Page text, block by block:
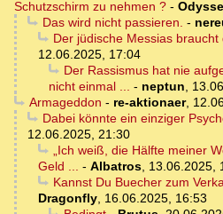
Schutzschirm zu nehmen ? -
Das wird nicht passieren. -
Der jüdische Messias
12.06.2025, 17:04
Der Rassismus hat nie
nicht einmal ... - neptun,
Armageddon - re-aktionaer,
Dabei könnte ein einziger
12.06.2025, 21:30
„Ich weiß, die Hälfte meiner
Geld ... - Albatros, 13.06.2025,
Kannst Du Buecher zum
Dragonfly, 16.06.2025, 16:53